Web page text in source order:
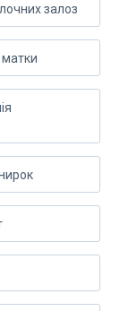
залоз